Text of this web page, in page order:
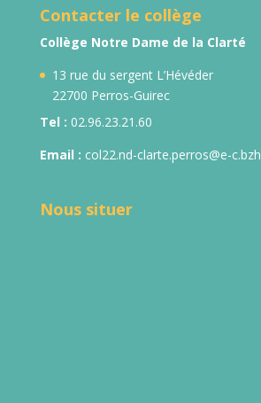
Contacter le collège
Collège Notre Dame de la Clarté
13 rue du sergent L’Hévéder
22700 Perros-Guirec
Tel : 02.96.23.21.60
Email : col22.nd-clarte.perros@e-c.bzh
Nous situer